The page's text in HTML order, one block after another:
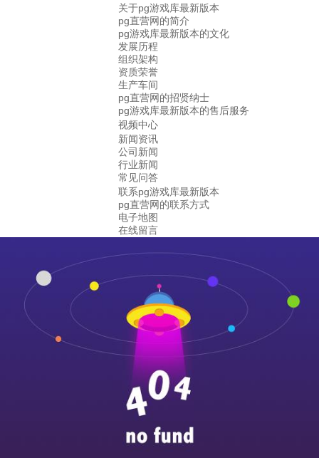
关于pg游戏库最新版本
pg直营网的简介
pg游戏库最新版本的文化
发展历程
组织架构
资质荣誉
生产车间
pg直营网的招贤纳士
pg游戏库最新版本的售后服务
视频中心
新闻资讯
公司新闻
行业新闻
常见问答
联系pg游戏库最新版本
pg直营网的联系方式
电子地图
在线留言